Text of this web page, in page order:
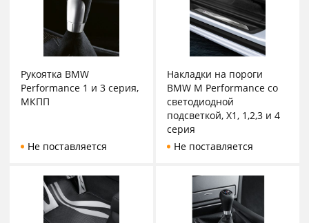
Рукоятка BMW
Performance 1 и 3 серия,
МКПП
Не поставляется
Накладки на пороги
BMW M Performance со
светодиодной
подсветкой, X1, 1,2,3 и 4
серия
Не поставляется